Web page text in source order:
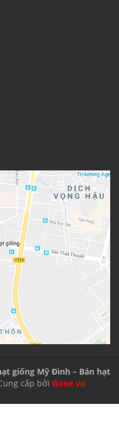
giống Mỹ Đình – Bán hạt
cấp bởi Gone.vn